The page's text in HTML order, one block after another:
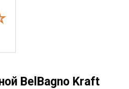
BelBagno Kraft